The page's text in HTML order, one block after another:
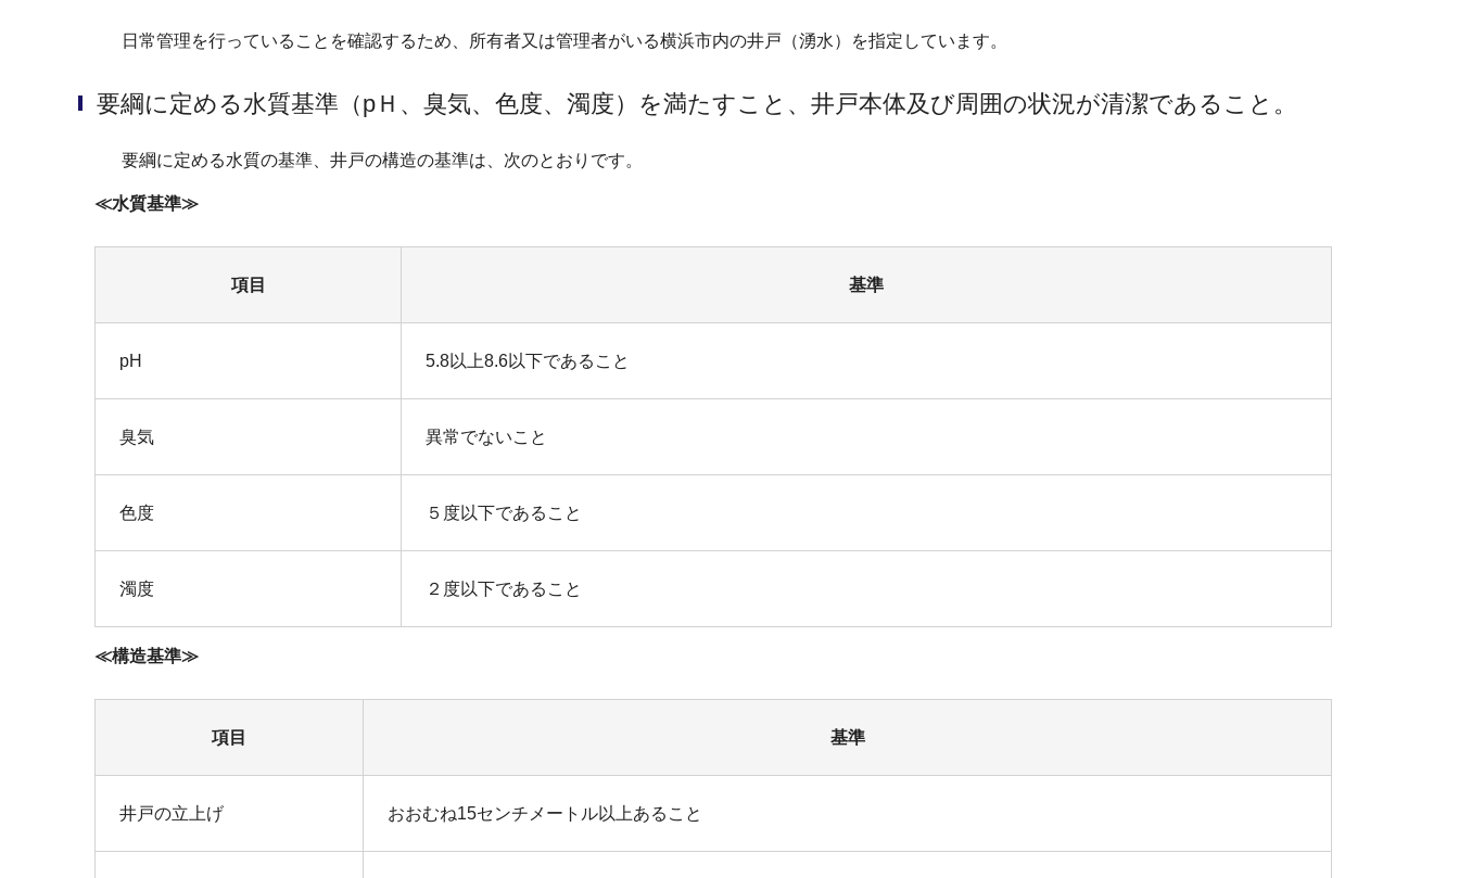
日常管理を行っていることを確認するため、所有者又は管理者がいる横浜市内の井戸（湧水）を指定しています。
要綱に定める水質基準（pＨ、臭気、色度、濁度）を満たすこと、井戸本体及び周囲の状況が清潔であること。
要綱に定める水質の基準、井戸の構造の基準は、次のとおりです。
≪水質基準≫
項目 基準
pH 5.8以上8.6以下であること
臭気 異常でないこと
色度 ５度以下であること
濁度 ２度以下であること
≪構造基準≫
項目 基準
井戸の立上げ おおむね15センチメートル以上あること